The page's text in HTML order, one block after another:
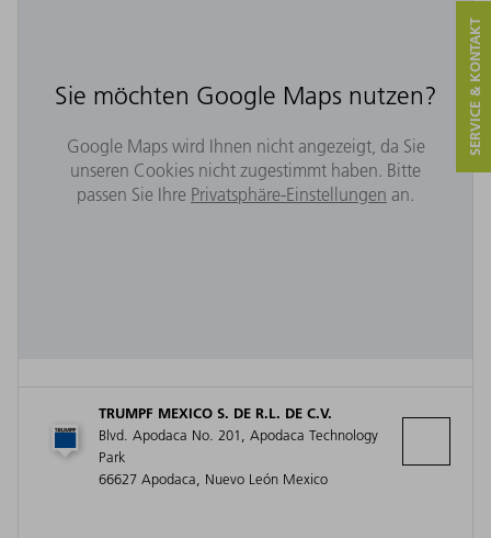
Sie möchten Google Maps nutzen?
Google Maps wird Ihnen nicht angezeigt, da Sie
unseren Cookies nicht zugestimmt haben. Bitte
passen Sie Ihre Privatsphäre-Einstellungen an.
TRUMPF MEXICO S. DE R.L. DE C.V.
Blvd. Apodaca No. 201, Apodaca Technology
Park
66627 Apodaca, Nuevo León Mexico
SERVICE & KONTAKT